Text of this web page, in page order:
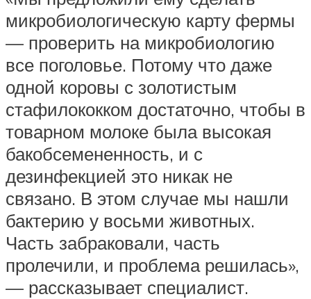
микробиологическую карту фермы
— проверить на микробиологию
все поголовье. Потому что даже
одной коровы с золотистым
стафилококком достаточно, чтобы в
товарном молоке была высокая
бакобсемененность, и с
дезинфекцией это никак не
связано. В этом случае мы нашли
бактерию у восьми животных.
Часть забраковали, часть
пролечили, и проблема решилась»,
— рассказывает специалист.